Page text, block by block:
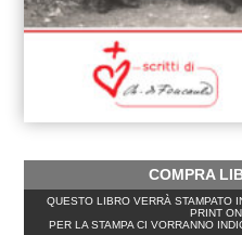
COMPRA
QUESTO LIBRO VERRÀ STAMPATO
PRINT
PER LA STAMPA CI VORRANNO